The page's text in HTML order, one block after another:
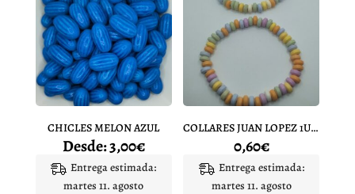
CHICLES MELON AZUL
Desde:3,00€
Entrega estimada:
martes 11. agosto
COLLARES JUAN LOPEZ 1UNIDAD
0,60€
Entrega estimada:
martes 11. agosto